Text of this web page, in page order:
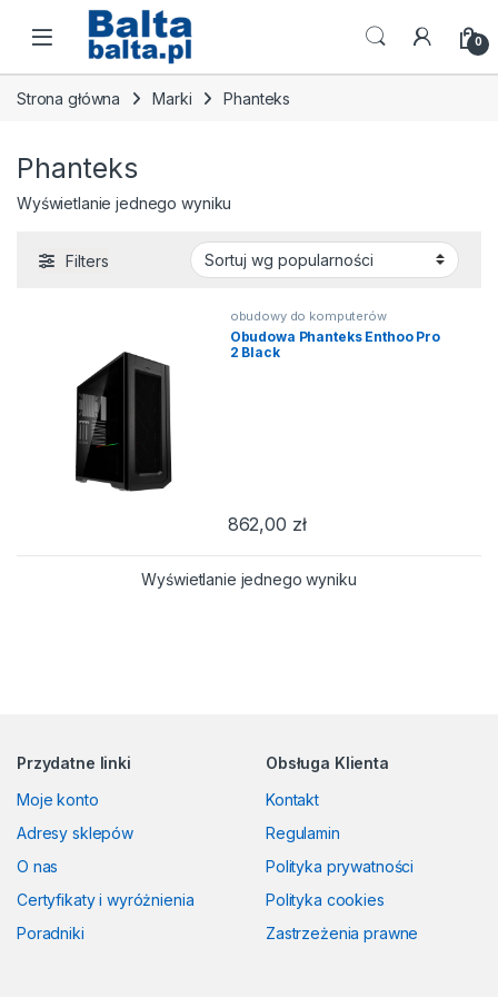
Skip to navigation
Skip to content
Open 0
Strona główna Marki Phanteks
Phanteks
Wyświetlanie jednego wyniku
Filters
obudowy do komputerów
Obudowa Phanteks Enthoo Pro
2 Black
862,00 zł
Wyświetlanie jednego wyniku
Przydatne linki
Moje konto
Adresy sklepów
O nas
Certyfikaty i wyróżnienia
Poradniki
Obsługa Klienta
Kontakt
Regulamin
Polityka prywatności
Polityka cookies
Zastrzeżenia prawne